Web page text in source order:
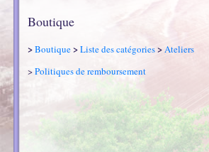
Boutique
>Boutique>Liste des catégories>Ateliers
>Politiques de remboursement